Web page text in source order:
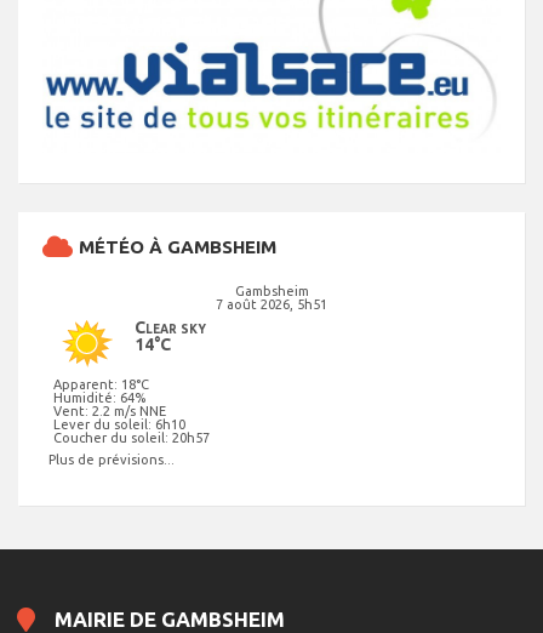
MÉTÉO À GAMBSHEIM
Gambsheim
7 août 2026, 5h51
Clear sky
14°C
Apparent: 18°C
Humidité: 64%
Vent: 2.2 m/s NNE
Lever du soleil: 6h10
Coucher du soleil: 20h57
Plus de prévisions...
MAIRIE DE GAMBSHEIM